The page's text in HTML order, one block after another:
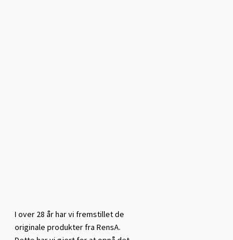
I over 28 år har vi fremstillet de
originale produkter fra RensA.